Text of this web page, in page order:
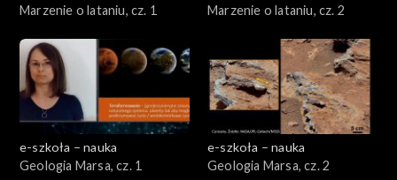
Marzenie o lataniu, cz. 1
Marzenie o lataniu, cz. 2
e-szkoła – nauka
Geologia Marsa, cz. 1
e-szkoła – nauka
Geologia Marsa, cz. 2